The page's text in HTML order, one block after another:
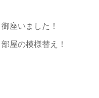
座いました！
屋の模様替え！